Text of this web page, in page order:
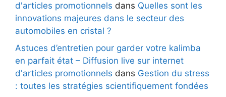
d'articles promotionnels dans Quelles sont les
innovations majeures dans le secteur des
automobiles en cristal ?
Astuces d’entretien pour garder votre kalimba
en parfait état – Diffusion live sur internet
d'articles promotionnels dans Gestion du stress
: toutes les stratégies scientifiquement fondées